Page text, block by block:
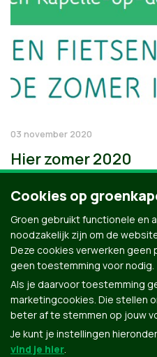
03 november 2020
Hier zomer 2020
Cookies op
Groen gebruikt functionele en
noodzakelijk zijn om de
Deze cookies verwerken geen
geen toestemming voor nodig.
Als je daarvoor toestemming
marketingcookies. Die stellen
beter af te stemmen op jouw
Je kunt je instellingen
vind je hier.